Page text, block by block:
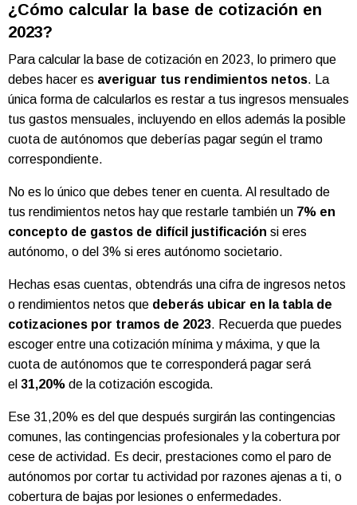
¿Cómo calcular la base de cotización en
2023?
Para calcular la base de cotización en 2023, lo primero que
debes hacer es averiguar tus rendimientos netos. La
única forma de calcularlos es restar a tus ingresos mensuales
tus gastos mensuales, incluyendo en ellos además la posible
cuota de autónomos que deberías pagar según el tramo
correspondiente.
No es lo único que debes tener en cuenta. Al resultado de
tus rendimientos netos hay que restarle también un 7% en
concepto de gastos de difícil justificación si eres
autónomo, o del 3% si eres autónomo societario.
Hechas esas cuentas, obtendrás una cifra de ingresos netos
o rendimientos netos que deberás ubicar en la tabla de
cotizaciones por tramos de 2023. Recuerda que puedes
escoger entre una cotización mínima y máxima, y que la
cuota de autónomos que te corresponderá pagar será
el 31,20% de la cotización escogida.
Ese 31,20% es del que después surgirán las contingencias
comunes, las contingencias profesionales y la cobertura por
cese de actividad. Es decir, prestaciones como el paro de
autónomos por cortar tu actividad por razones ajenas a ti, o
cobertura de bajas por lesiones o enfermedades.